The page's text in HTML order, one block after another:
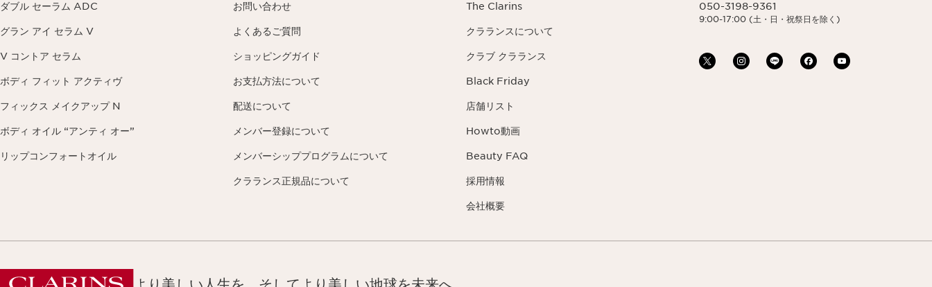
ダブル セーラム ADC
グラン アイ セラム V
V コントア セラム
ボディ フィット アクティヴ
フィックス メイクアップ N
ボディ オイル “アンティ オー”
リップコンフォートオイル
お問い合わせ
よくあるご質問
ショッピングガイド
お支払方法について
配送について
メンバー登録について
メンバーシッププログラムについて
クラランス正規品について
The Clarins
クラランスについて
クラブ クラランス
Black Friday
店舗リスト
Howto動画
Beauty FAQ
採用情報
会社概要
050-3198-9361
9:00-17:00 (土・日・祝祭日を除く)